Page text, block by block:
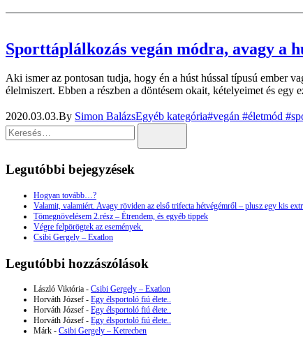
Sporttáplálkozás vegán módra, avagy a
Aki ismer az pontosan tudja, hogy én a húst hússal típusú ember
élelmiszert. Ebben a részben a döntésem okait, kételyeimet és egy
2020.03.03.By Simon BalázsEgyéb kategória#vegán #életmód
Legutóbbi bejegyzések
Hogyan tovább…?
Valamit, valamiért. Avagy röviden az első trifecta hétvégémről – plusz egy kis
Tömegnövelésem 2.rész – Étrendem, és egyéb tippek
Végre felpörögtek az események.
Csibi Gergely – Exatlon
Legutóbbi hozzászólások
László Viktória - Csibi Gergely – Exatlon
Horváth József - Egy élsportoló fiú élete..
Horváth József - Egy élsportoló fiú élete..
Horváth József - Egy élsportoló fiú élete..
Márk - Csibi Gergely – Ketrecben